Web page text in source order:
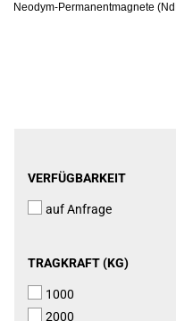
Neodym-Permanentmagnete
VERFÜGBARKEIT
VERFÜGBARKEIT
auf Anfrage
TRAGKRAFT
TRAGKRAFT (KG)
1000
2000